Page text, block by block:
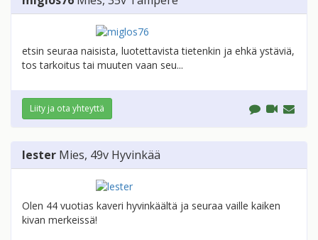
etsin seuraa naisista, luotettavista tietenkin ja ehkä ystäviä,
tos tarkoitus tai muuten vaan seu...
Liity ja ota yhteyttä
lester Mies, 49v Hyvinkää
Olen 44 vuotias kaveri hyvinkäältä ja seuraa vaille kaiken
kivan merkeissä!